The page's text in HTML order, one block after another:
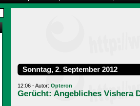
Sonntag, 2. September 2012
12:06 - Autor: Opteron
Gerücht: Angebliches Vishera